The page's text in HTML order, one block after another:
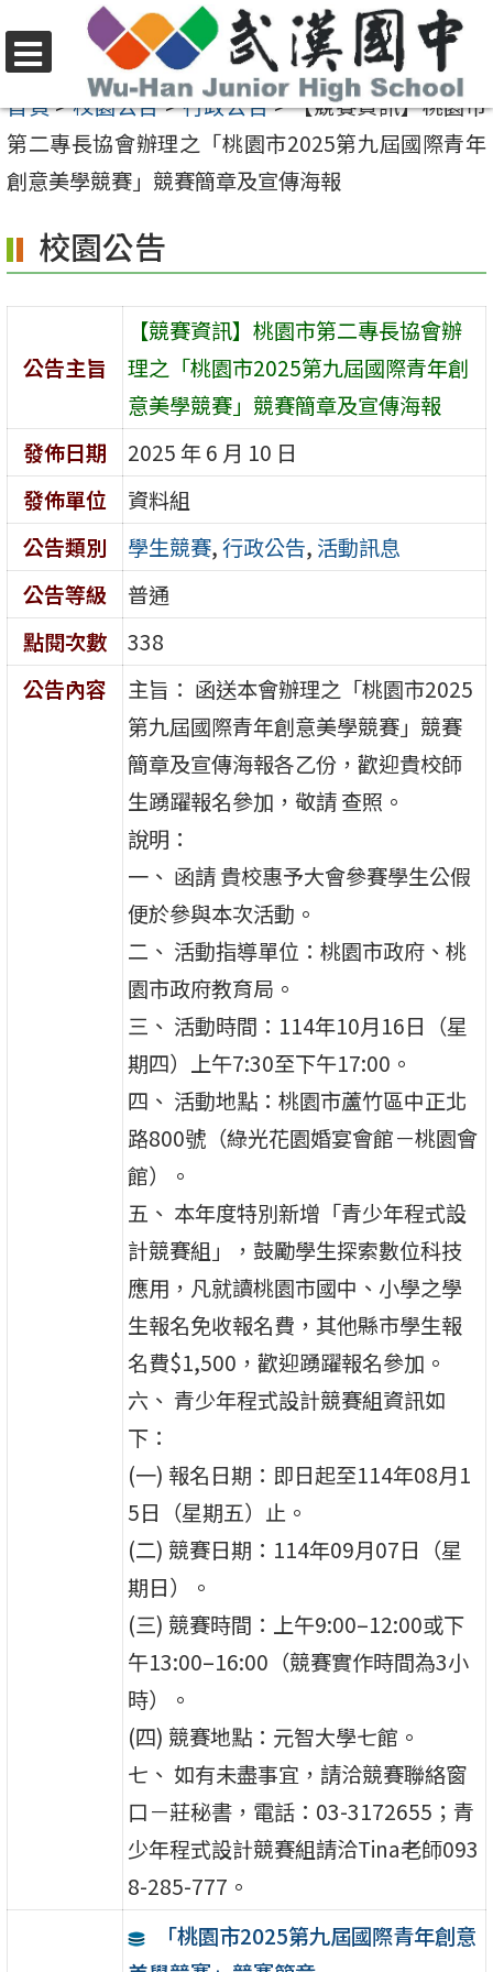
至
要
內
區
選
單
首頁>校園公告>行政公告>【競賽資訊】桃園市
第二專長協會辦理之「桃園市2025第九屆國際青年
創意美學競賽」競賽簡章及宣傳海報
校園公告
公告主旨
【競賽資訊】桃園市第二專長協會辦
理之「桃園市2025第九屆國際青年創
意美學競賽」競賽簡章及宣傳海報
發佈日期
2025 年 6 月 10 日
發佈單位
資料組
公告類別
學生競賽,行政公告, 活動訊息
公告等級
普通
點閱次數
338
公告內容
主旨： 函送本會辦理之「桃園市2025
第九屆國際青年創意美學競賽」競賽
簡章及宣傳海報各乙份，歡迎貴校師
生踴躍報名參加，敬請 查照。
說明：
一、 函請 貴校惠予大會參賽學生公假
便於參與本次活動。
二、 活動指導單位：桃園市政府、桃
園市政府教育局。
三、 活動時間：114年10月16日（星
期四）上午7:30至下午17:00。
四、 活動地點：桃園市蘆竹區中正北
路800號（綠光花園婚宴會館－桃園會
館）。
五、 本年度特別新增「青少年程式設
計競賽組」，鼓勵學生探索數位科技
應用，凡就讀桃園市國中、小學之學
生報名免收報名費，其他縣市學生報
名費$1,500，歡迎踴躍報名參加。
六、 青少年程式設計競賽組資訊如
下：
(一) 報名日期：即日起至114年08月1
5日（星期五）止。
(二) 競賽日期：114年09月07日（星
期日）。
(三) 競賽時間：上午9:00–12:00或下
午13:00–16:00（競賽實作時間為3小
時）。
(四) 競賽地點：元智大學七館。
七、 如有未盡事宜，請洽競賽聯絡窗
口－莊秘書，電話：03-3172655；青
少年程式設計競賽組請洽Tina老師093
8-285-777。
「桃園市2025第九屆國際青年創意